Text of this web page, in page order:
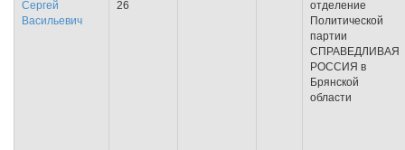
Сергей
Васильевич
26
отделение
Политической
партии
СПРАВЕДЛИВАЯ
РОССИЯ в
Брянской
области